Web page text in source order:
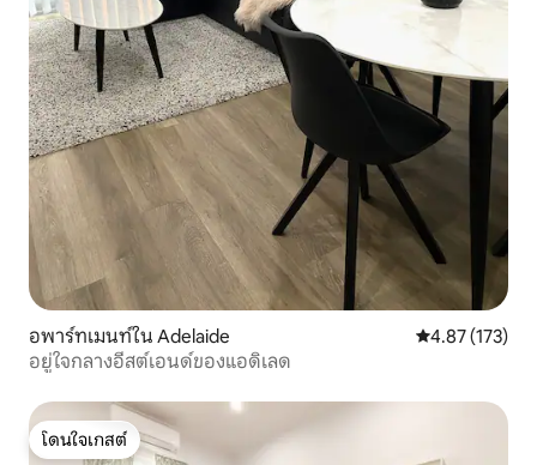
อพาร์ทเมนท์ใน Adelaide คะแนนเฉลี่ย
4.87 (173)
อยู่ใจกลางอีสต์เอนด์ของแอดิเลด
โดนใจเกสต์
โดนใจเกสต์